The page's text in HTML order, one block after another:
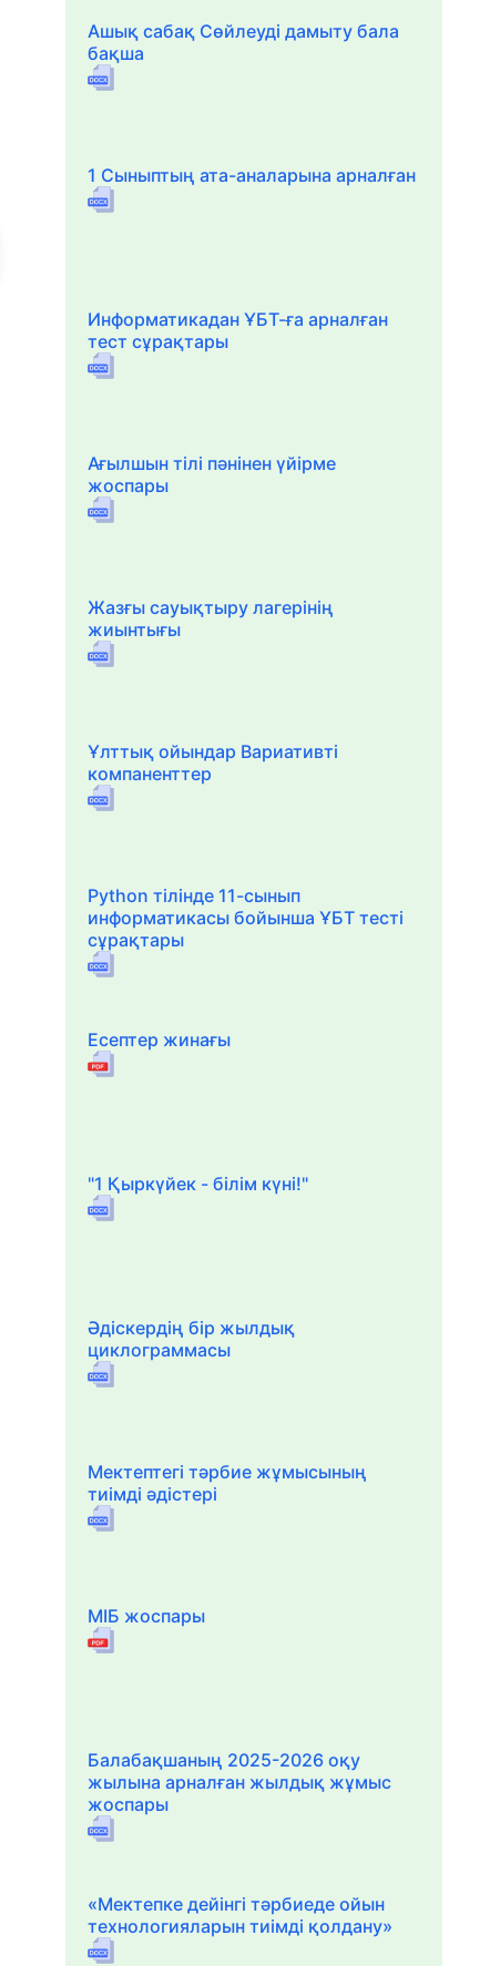
Ашық сабақ Сөйлеуді дамыту бала
бақша
1 Сыныптың ата-аналарына арналған
Информатикадан ҰБТ-ға арналған
тест сұрақтары
Ағылшын тілі пәнінен үйірме
жоспары
Жазғы сауықтыру лагерінің
жиынтығы
Ұлттық ойындар Вариативті
компаненттер
Python тілінде 11-сынып
информатикасы бойынша ҰБТ тесті
сұрақтары
Есептер жинағы
"1 Қыркүйек - білім күні!"
Әдіскердің бір жылдық
циклограммасы
Мектептегі тәрбие жұмысының
тиімді әдістері
МІБ жоспары
Балабақшаның 2025-2026 оқу
жылына арналған жылдық жұмыс
жоспары
«Мектепке дейінгі тәрбиеде ойын
технологияларын тиімді қолдану»